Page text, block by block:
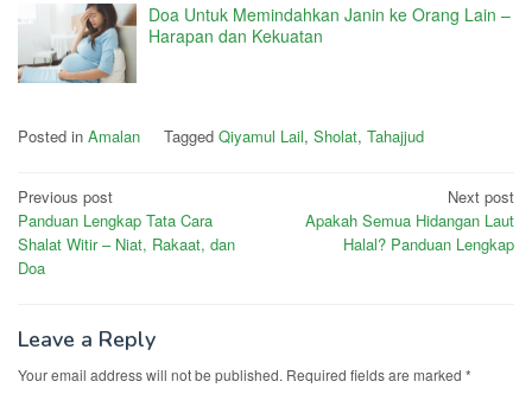
Doa Untuk Memindahkan Janin ke Orang Lain –
Harapan dan Kekuatan
Posted in Amalan Tagged Qiyamul Lail, Sholat, Tahajjud
Post
navigation
Previous post
Panduan Lengkap Tata Cara
Shalat Witir – Niat, Rakaat, dan
Doa
Next post
Apakah Semua Hidangan Laut
Halal? Panduan Lengkap
Leave a Reply
Your email address will not be published. Required fields are marked *